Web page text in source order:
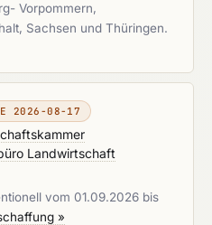
Vorpommern,
Sachsen und Thüringen.
2026-08-17
Landwirtschaft
vom 01.09.2026 bis
»